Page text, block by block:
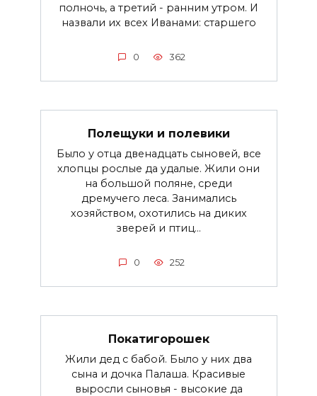
полночь, а третий - ранним утром. И
назвали их всех Иванами: старшего
0 362
Полещуки и полевики
Было у отца двенадцать сыновей, все
хлопцы рослые да удалые. Жили они
на большой поляне, среди
дремучего леса. Занимались
хозяйством, охотились на диких
зверей и птиц...
0 252
Покатигорошек
Жили дед с бабой. Было у них два
сына и дочка Палаша. Красивые
выросли сыновья - высокие да